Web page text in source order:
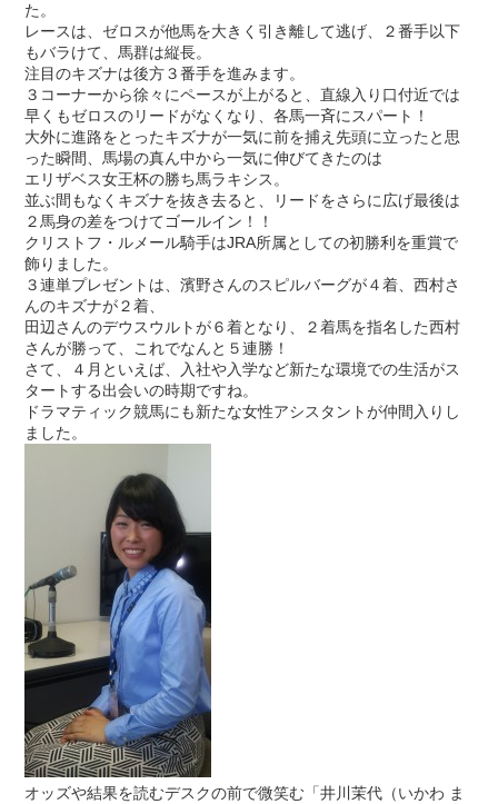
た。
レースは、ゼロスが他馬を大きく引き離して逃げ、２番手以下
もバラけて、馬群は縦長。
注目のキズナは後方３番手を進みます。
３コーナーから徐々にペースが上がると、直線入り口付近では
早くもゼロスのリードがなくなり、各馬一斉にスパート！
大外に進路をとったキズナが一気に前を捕え先頭に立ったと思
った瞬間、馬場の真ん中から一気に伸びてきたのは
エリザベス女王杯の勝ち馬ラキシス。
並ぶ間もなくキズナを抜き去ると、リードをさらに広げ最後は
２馬身の差をつけてゴールイン！！
クリストフ・ルメール騎手はJRA所属としての初勝利を重賞で
飾りました。
３連単プレゼントは、濱野さんのスピルバーグが４着、西村さ
んのキズナが２着、
田辺さんのデウスウルトが６着となり、２着馬を指名した西村
さんが勝って、これでなんと５連勝！
さて、４月といえば、入社や入学など新たな環境での生活がス
タートする出会いの時期ですね。
ドラマティック競馬にも新たな女性アシスタントが仲間入りし
ました。
オッズや結果を読むデスクの前で微笑む「井川茉代（いかわ ま